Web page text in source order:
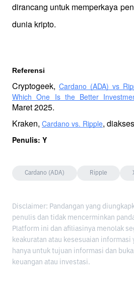
dirancang untuk memperkaya
dunia kripto.
Referensi
Cryptogeek, Cardano (ADA) vs
Which One Is the Better
Maret 2025.
Kraken, Cardano vs. Ripple,
Penulis: Y
Cardano (ADA) Ripple
Disclaimer: Pandangan yang
penulis dan tidak mencerminkan
Platform ini dan afiliasinya menolak
keakuratan atau kesesuaian informasi
hanya untuk tujuan informasi dan
keuangan atau investasi.